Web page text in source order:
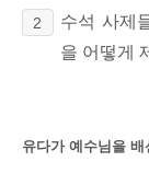
2
수석 사제
을 어떻게
유다가 예수님을